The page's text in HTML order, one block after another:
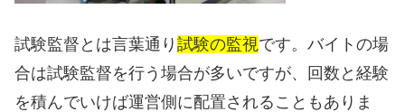
試験監督とは言葉通り 試験の監視です。バイトの場
合は試験監督を行う場合が多いですが、回数と経験
を積んでいけば運営側に配置されることもありま